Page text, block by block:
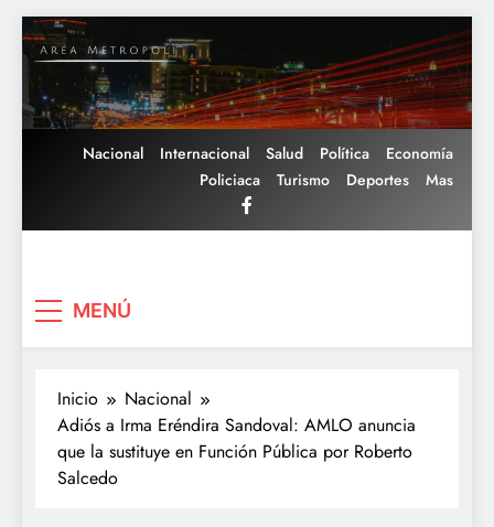
Saltar
al
contenido
Nacional Internacional Salud Política
Economía
Policiaca
Turismo Deportes Mas
MENÚ
Inicio
Nacional
Adiós a Irma Eréndira Sandoval: AMLO anuncia
que la sustituye en Función Pública por Roberto
Salcedo